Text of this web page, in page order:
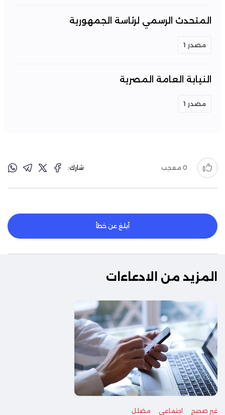
المتحدث الرسمي لرئاسة الجمهورية
مصدر 1
النيابة العامة المصرية
مصدر 1
0 معجب شارك:
أبلغ عن خطأ
المزيد من الادعاءات
غير صحيح اجتماعي مضلل